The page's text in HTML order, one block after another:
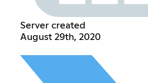
Server created
August 29th, 2020